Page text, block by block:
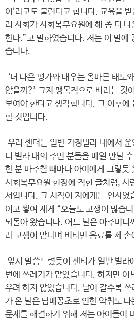
이’라고도 불린다고 합니다. 교육을
리 사회가 사회복무요원에 해 좀 더
한다.”고 말하였습니다. 저는 이 말에
습니다.
‘더 나은 평가와 대우는 올바른 태도
않을까?’ 그저 맹목적으로 바라는 것
보여야 한다고 생각합니다. 그 이후에
할 것입니다.
우리 센터는 일반 가정빌라 내에서
니 빌라 내의 주민 분들을 매일 만날
한 분 마주칠 때마다 아이에게 그렇듯
사회복무요원 헌장에 적힌 글처럼, 사
서입니다. 그 시작이 저에게는 인사였
이고 쌓여 제게 “오늘도 고생이 많습
되돌아 왔습니다. 어느 날은 아주머니
라 고생이 많다며 비타민 음료를 제
앞서 말씀드렸듯이 센터가 일반 빌라
변에 쓰레기가 많았습니다. 하지만 어
우려 하지 않았습니다. 날이 갈수록 쓰
가 온 날은 담배꽁초로 인한 악취도 나
문제를 해결하기 위해 저는 아이들이